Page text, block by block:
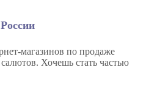
магазинов по продаже
Хочешь стать частью